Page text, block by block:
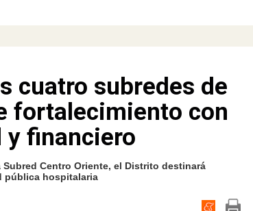
cuatro subredes de
fortalecimiento con
y financiero
Centro Oriente, el Distrito destinará
pública hospitalaria